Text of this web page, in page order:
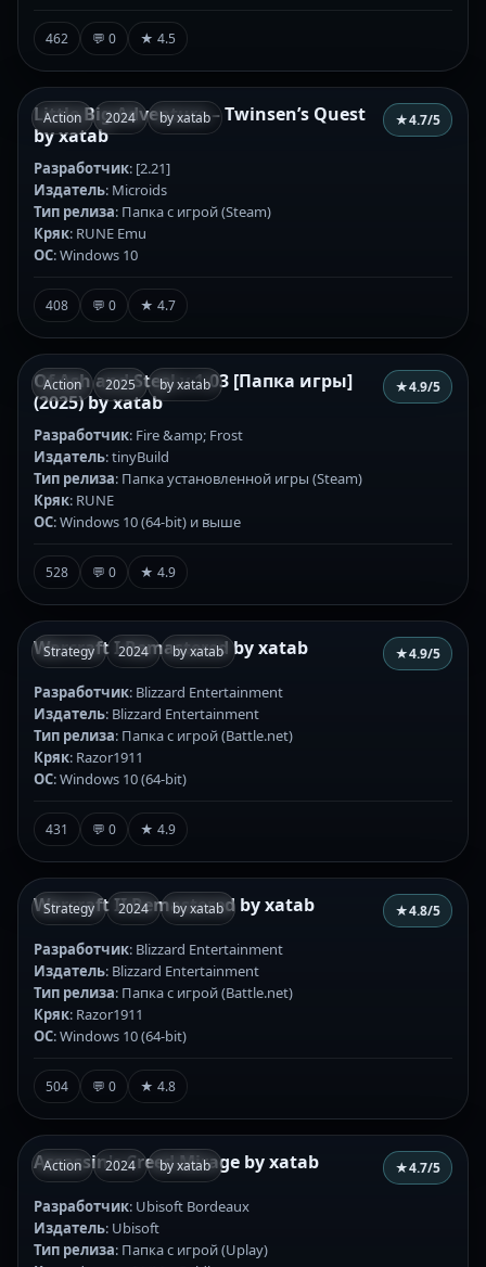
462 💬 0 ★ 4.5
Action 2024 by xatab
Little Big Adventure – Twinsen’s Quest
by xatab
★4.7/5
Разработчик: [2.21]
Издатель: Microids
Тип релиза: Папка с игрой (Steam)
Кряк: RUNE Emu
ОС: Windows 10
408 💬 0 ★ 4.7
Action 2025 by xatab
Of Ash and Steel v.1.03 [Папка игры]
(2025) by xatab
★4.9/5
Разработчик: Fire &amp; Frost
Издатель: tinyBuild
Тип релиза: Папка установленной игры (Steam)
Кряк: RUNE
ОС: Windows 10 (64-bit) и выше
528 💬 0 ★ 4.9
Strategy 2024 by xatab
Warcraft I Remastered by xatab ★4.9/5
Разработчик: Blizzard Entertainment
Издатель: Blizzard Entertainment
Тип релиза: Папка с игрой (Battle.net)
Кряк: Razor1911
ОС: Windows 10 (64-bit)
431 💬 0 ★ 4.9
Strategy 2024 by xatab
Warcraft II Remastered by xatab ★4.8/5
Разработчик: Blizzard Entertainment
Издатель: Blizzard Entertainment
Тип релиза: Папка с игрой (Battle.net)
Кряк: Razor1911
ОС: Windows 10 (64-bit)
504 💬 0 ★ 4.8
Action 2024 by xatab
Assassin's Creed Mirage by xatab ★4.7/5
Разработчик: Ubisoft Bordeaux
Издатель: Ubisoft
Тип релиза: Папка с игрой (Uplay)